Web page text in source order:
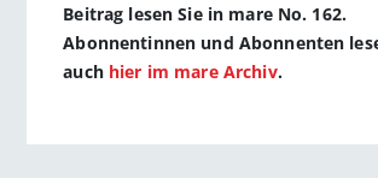
Beitrag lesen Sie in mare No. 162.
Abonnentinnen und Abonnenten
auch hier im mare Archiv.